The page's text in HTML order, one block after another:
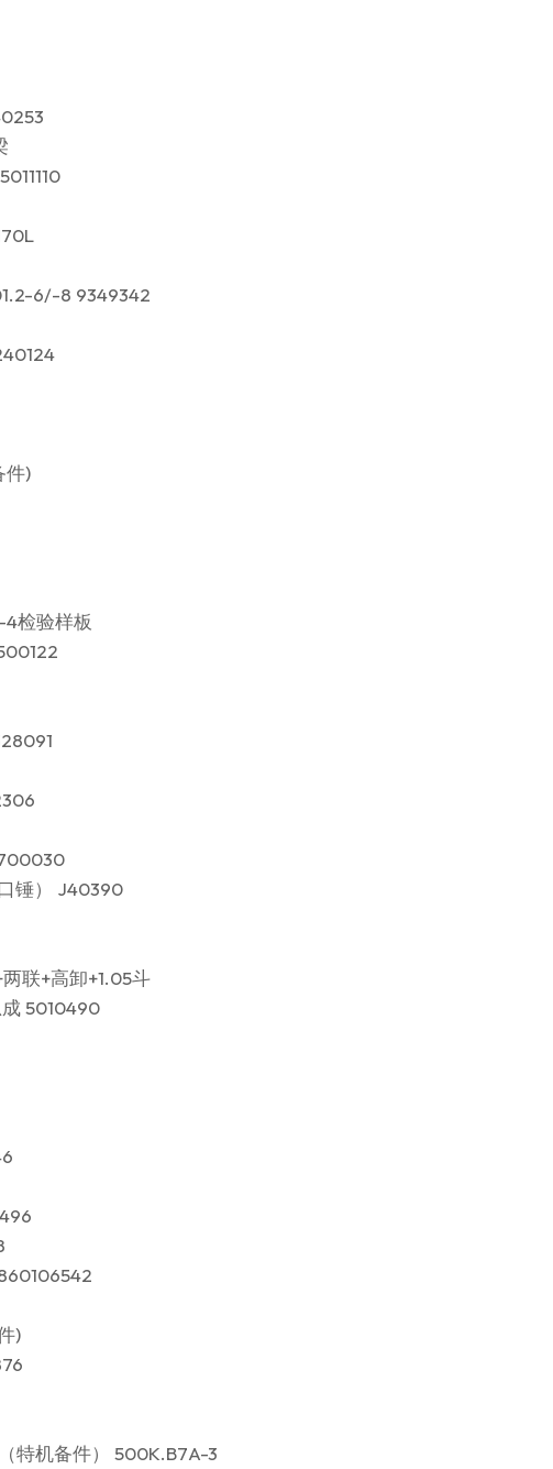
6/-8 9349342
件)
检验样板
锤） J40390
联+高卸+1.05斗
成 5010490
)
特机备件） 500K.B7A-3